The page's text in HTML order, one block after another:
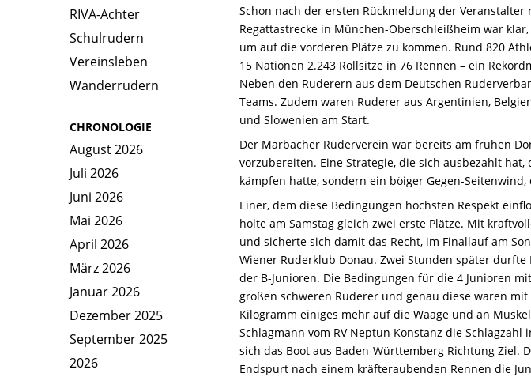
RIVA-Achter
Schulrudern
Vereinsleben
Wanderrudern
CHRONOLOGIE
August 2026
Juli 2026
Juni 2026
Mai 2026
April 2026
März 2026
Januar 2026
Dezember 2025
September 2025
2026
Schon nach der ersten Rückmeldung der
Regattastrecke in München-Oberschleißheim war
um auf die vorderen Plätze zu kommen. Rund 820
15 Nationen 2.243 Rollsitze in 76 Rennen – ein
Neben den Ruderern aus dem Deutschen
Teams. Zudem waren Ruderer aus Argentinien,
und Slowenien am Start.
Der Marbacher Ruderverein war bereits am frühen
vorzubereiten. Eine Strategie, die sich ausbezahlt
kämpfen hatte, sondern ein böiger Gegen-
Einer, dem diese Bedingungen höchsten Respekt
holte am Samstag gleich zwei erste Plätze. Mit
und sicherte sich damit das Recht, im Finallauf am
Wiener Ruderklub Donau. Zwei Stunden später
der B-Junioren. Die Bedingungen für die 4 Junioren
großen schweren Ruderer und genau diese waren
Kilogramm einiges mehr auf die Waage und an
Schlagmann vom RV Neptun Konstanz die
sich das Boot aus Baden-Württemberg Richtung Ziel.
Endspurt nach einem kräfteraubenden Rennen die